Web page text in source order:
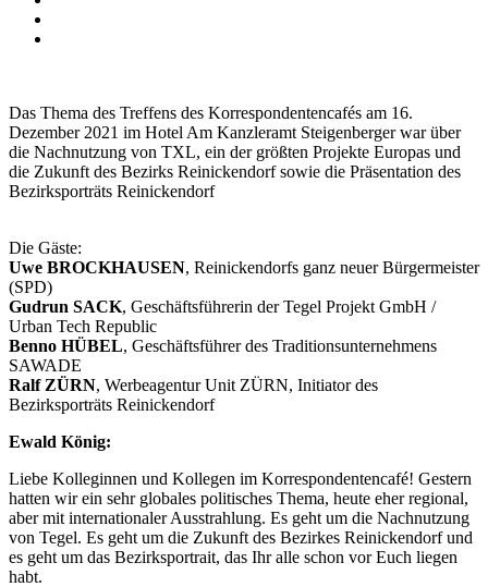
Das Thema des Treffens des Korrespondentencafés am 16.
Dezember 2021 im Hotel Am Kanzleramt Steigenberger war über
die Nachnutzung von TXL, ein der größten Projekte Europas und
die Zukunft des Bezirks Reinickendorf sowie die Präsentation des
Bezirksporträts Reinickendorf
Die Gäste:
Uwe BROCKHAUSEN, Reinickendorfs ganz neuer Bürgermeister
(SPD)
Gudrun SACK, Geschäftsführerin der Tegel Projekt GmbH /
Urban Tech Republic
Benno HÜBEL, Geschäftsführer des Traditionsunternehmens
SAWADE
Ralf ZÜRN, Werbeagentur Unit ZÜRN, Initiator des
Bezirksporträts Reinickendorf
Ewald König:
Liebe Kolleginnen und Kollegen im Korrespondentencafé! Gestern
hatten wir ein sehr globales politisches Thema, heute eher regional,
aber mit internationaler Ausstrahlung. Es geht um die Nachnutzung
von Tegel. Es geht um die Zukunft des Bezirkes Reinickendorf und
es geht um das Bezirksportrait, das Ihr alle schon vor Euch liegen
habt.